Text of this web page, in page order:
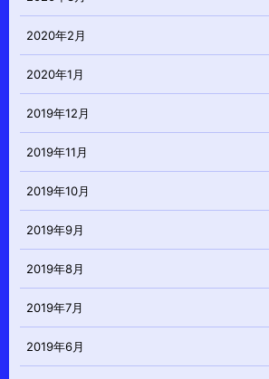
2020年2月
2020年1月
2019年12月
2019年11月
2019年10月
2019年9月
2019年8月
2019年7月
2019年6月